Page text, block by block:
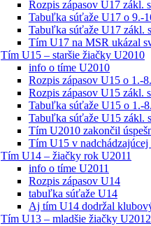
Rozpis zápasov U17 zákl.
Tabuľka súťaže U17 o 9.-
Tabuľka súťaže U17 zákl.
Tím U17 na MSR ukázal
Tím U15 – staršie žiačky U2010
info o tíme U2010
Rozpis zápasov U15 o 1.-
Rozpis zápasov U15 zákl.
Tabuľka súťaže U15 o 1.-
Tabuľka súťaže U15 zákl.
Tím U2010 zakončil
Tím U15 v
Tím U14 – žiačky rok U2011
info o tíme U2011
Rozpis zápasov U14
tabuľka súťaže U14
Aj tím U14 dodržal
Tím U13 – mladšie žiačky U2012